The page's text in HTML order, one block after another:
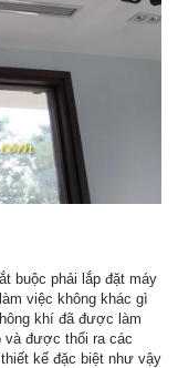
buộc phải lắp đặt máy
việc không khác gì
khí đã được làm
và được thổi ra các
kế đặc biệt như vậy